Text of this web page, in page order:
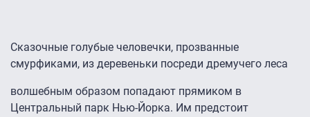
Сказочные голубые человечки, прозванные
смурфиками, из деревеньки посреди дремучего леса
волшебным образом попадают прямиком в
Центральный парк Нью-Йорка. Им предстоит